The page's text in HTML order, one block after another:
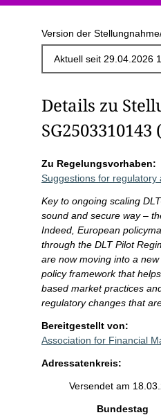
Version der
Details zu
SG2503310143 (
Zu Regelungsvorhaben:
Suggestions for regulatory
Key to ongoing scaling
sound and secure way –
Indeed, European
through the DLT Pilot
are now moving into a
policy framework that
based market practices
regulatory changes that
Bereitgestellt von:
Association for Financial
Adressatenkreis:
Versendet am
Bundestag